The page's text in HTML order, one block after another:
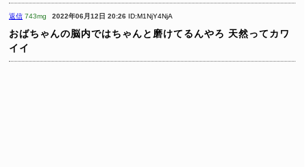
返信 743mg 2022年06月12日 20:26 ID:M1NjY4NjA
おばちゃんの脳内ではちゃんと磨けてるんやろ 天然ってカワ
イイ